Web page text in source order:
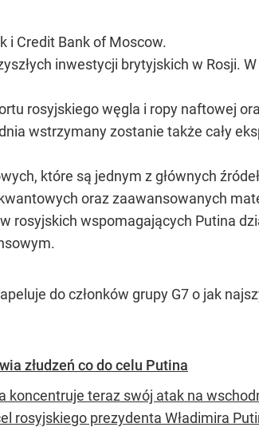
i Credit Bank of Moscow.
inwestycji brytyjskich w Rosji.
rosyjskiego węgla i ropy naftowej
wstrzymany zostanie także cały
które są jednym z głównych
oraz zaawansowanych
rosyjskich wspomagających Putina
do członków grupy G7 o jak
złudzeń co do celu Putina
koncentruje teraz swój atak na
rosyjskiego prezydenta Władimira